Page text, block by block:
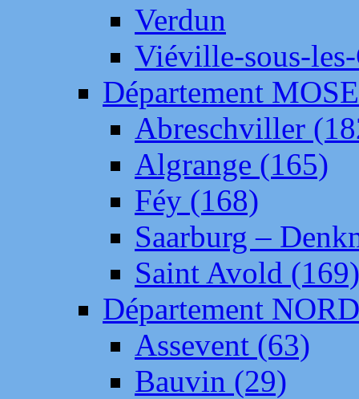
Verdun
Viéville-sous-
Département
Abreschviller
Algrange (165)
Féy (168)
Saarburg –
Saint Avold (169)
Département NORD
Assevent (63)
Bauvin (29)